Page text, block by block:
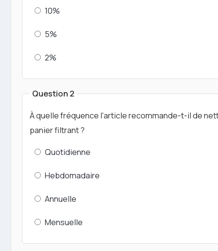
10%
5%
2%
Question 2
À quelle fréquence l'article recommande-t-il de
panier filtrant ?
Quotidienne
Hebdomadaire
Annuelle
Mensuelle